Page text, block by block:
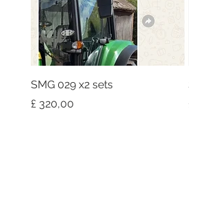
SMG 029 x2 sets
Prijs
£ 320,00
SMG
Prijs
£